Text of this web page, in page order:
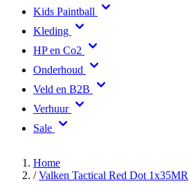
Kids Paintball
Kleding
HP en Co2
Onderhoud
Veld en B2B
Verhuur
Sale
Home
/ Valken Tactical Red Dot 1x35MR